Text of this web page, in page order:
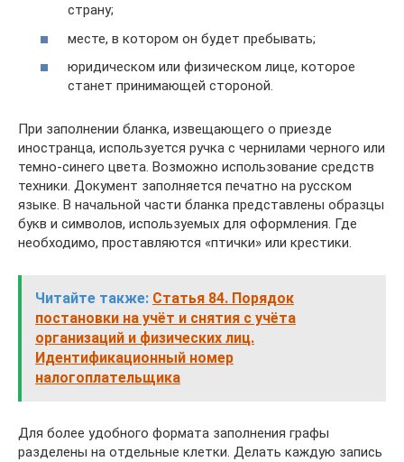
страну;
месте, в котором он будет пребывать;
юридическом или физическом лице, которое
станет принимающей стороной.
При заполнении бланка, извещающего о приезде
иностранца, используется ручка с чернилами черного или
темно-синего цвета. Возможно использование средств
техники. Документ заполняется печатно на русском
языке. В начальной части бланка представлены образцы
букв и символов, используемых для оформления. Где
необходимо, проставляются «птички» или крестики.
Читайте также: Статья 84. Порядок
постановки на учёт и снятия с учёта
организаций и физических лиц.
Идентификационный номер
налогоплательщика
Для более удобного формата заполнения графы
разделены на отдельные клетки. Делать каждую запись